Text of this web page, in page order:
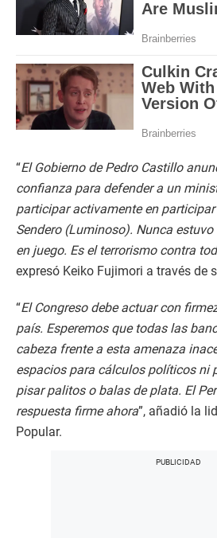
“El Gobierno de Pedro Castillo
confianza para defender a un
participar activamente en
Sendero (Luminoso). Nunca
en juego. Es el terrorismo contra
expresó Keiko Fujimori a través de
“El Congreso debe actuar con
país. Esperemos que todas las
cabeza frente a esta amenaza
espacios para cálculos políticos ni
pisar palitos o balas de plata. El
respuesta firme ahora”, añadió la
Popular.